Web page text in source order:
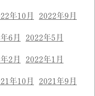
年10月 2022年9月
6月 2022年5月
2月 2022年1月
年10月 2021年9月